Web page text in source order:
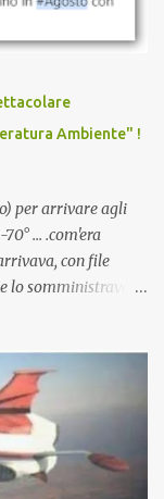
sentire una
che minacci le
il lavoro o la
a un
tutti i vaccini
Ambiente" !
per arrivare agli
... .com'era
con file
lo somministravano
Ghiacciato, ma
Riproponiamo